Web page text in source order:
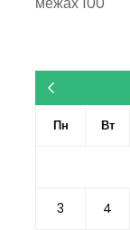
Пн Вт
3 4